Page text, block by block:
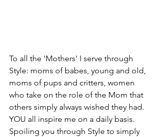
To all the 'Mothers' I serve through
Style: moms of babes, young and old,
moms of pups and critters, women
who take on the role of the Mom that
others simply always wished they had.
YOU all inspire me on a daily basis.
Spoiling you through Style to simply